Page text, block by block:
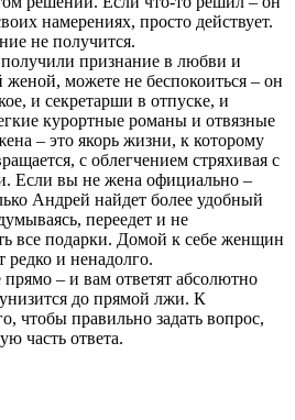
намерениях, просто действует.
не получится.
признание в любви и
можете не беспокоиться – он
и секретарши в отпуске, и
курортные романы и отвязные
– это якорь жизни, к которому
с облегчением стряхивая с
Если вы не жена официально –
Андрей найдет более удобный
переедет и не
все подарки. Домой к себе женщин
и ненадолго.
– и вам ответят абсолютно
до прямой лжи. К
чтобы правильно задать вопрос,
часть ответа.